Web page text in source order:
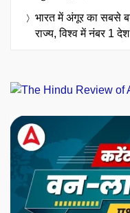
भारत में अंगूर का सबसे
राज्य, विश्व में नंबर 1